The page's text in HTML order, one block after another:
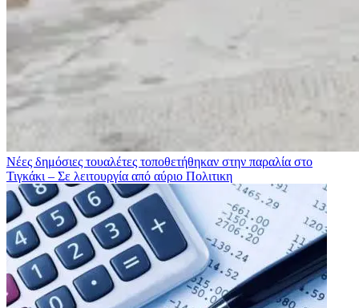
Νέες δημόσιες τουαλέτες τοποθετήθηκαν στην παραλία στο
Τιγκάκι – Σε λειτουργία από αύριο Πολιτικη